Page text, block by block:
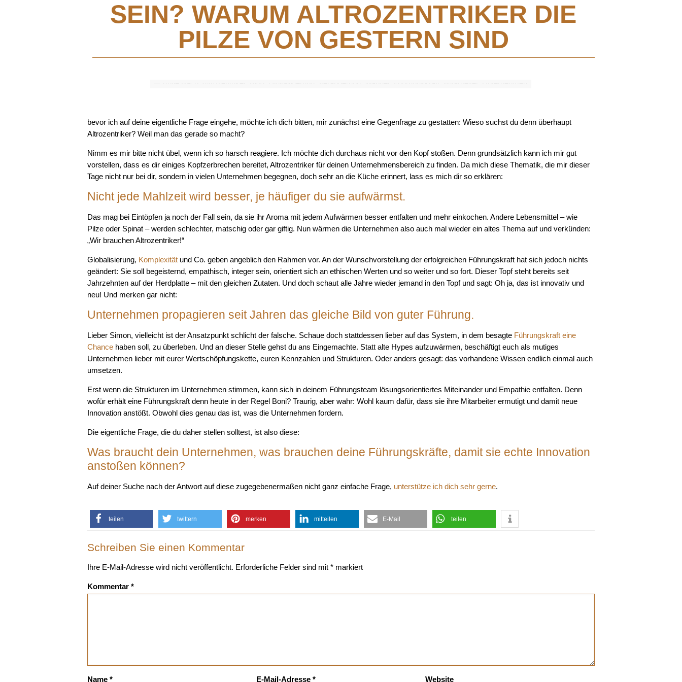
SEIN? WARUM ALTROZENTRIKER DIE
PILZE VON GESTERN SIND
bevor ich auf deine eigentliche Frage eingehe, möchte ich dich bitten, mir zunächst eine Gegenfrage zu gestatten: Wieso suchst du denn überhaupt
Altrozentriker? Weil man das gerade so macht?
Nimm es mir bitte nicht übel, wenn ich so harsch reagiere. Ich möchte dich durchaus nicht vor den Kopf stoßen. Denn grundsätzlich kann ich mir gut
vorstellen, dass es dir einiges Kopfzerbrechen bereitet, Altrozentriker für deinen Unternehmensbereich zu finden. Da mich diese Thematik, die mir dieser
Tage nicht nur bei dir, sondern in vielen Unternehmen begegnen, doch sehr an die Küche erinnert, lass es mich dir so erklären:
Nicht jede Mahlzeit wird besser, je häufiger du sie aufwärmst.
Das mag bei Eintöpfen ja noch der Fall sein, da sie ihr Aroma mit jedem Aufwärmen besser entfalten und mehr einkochen. Andere Lebensmittel – wie
Pilze oder Spinat – werden schlechter, matschig oder gar giftig. Nun wärmen die Unternehmen also auch mal wieder ein altes Thema auf und verkünden:
„Wir brauchen Altrozentriker!“
Globalisierung, Komplexität und Co. geben angeblich den Rahmen vor. An der Wunschvorstellung der erfolgreichen Führungskraft hat sich jedoch nichts
geändert: Sie soll begeisternd, empathisch, integer sein, orientiert sich an ethischen Werten und so weiter und so fort. Dieser Topf steht bereits seit
Jahrzehnten auf der Herdplatte – mit den gleichen Zutaten. Und doch schaut alle Jahre wieder jemand in den Topf und sagt: Oh ja, das ist innovativ und
neu! Und merken gar nicht:
Unternehmen propagieren seit Jahren das gleiche Bild von guter Führung.
Lieber Simon, vielleicht ist der Ansatzpunkt schlicht der falsche. Schaue doch stattdessen lieber auf das System, in dem besagte Führungskraft eine
Chance haben soll, zu überleben. Und an dieser Stelle gehst du ans Eingemachte. Statt alte Hypes aufzuwärmen, beschäftigt euch als mutiges
Unternehmen lieber mit eurer Wertschöpfungskette, euren Kennzahlen und Strukturen. Oder anders gesagt: das vorhandene Wissen endlich einmal auch
umsetzen.
Erst wenn die Strukturen im Unternehmen stimmen, kann sich in deinem Führungsteam lösungsorientiertes Miteinander und Empathie entfalten. Denn
wofür erhält eine Führungskraft denn heute in der Regel Boni? Traurig, aber wahr: Wohl kaum dafür, dass sie ihre Mitarbeiter ermutigt und damit neue
Innovation anstößt. Obwohl dies genau das ist, was die Unternehmen fordern.
Die eigentliche Frage, die du daher stellen solltest, ist also diese:
Was braucht dein Unternehmen, was brauchen deine Führungskräfte, damit sie echte Innovation
anstoßen können?
Auf deiner Suche nach der Antwort auf diese zugegebenermaßen nicht ganz einfache Frage, unterstütze ich dich sehr gerne.
teilen twittern merken mitteilen E-Mail teilen
Schreiben Sie einen Kommentar
Ihre E-Mail-Adresse wird nicht veröffentlicht. Erforderliche Felder sind mit* markiert
Kommentar*
Name* E-Mail-Adresse* Website